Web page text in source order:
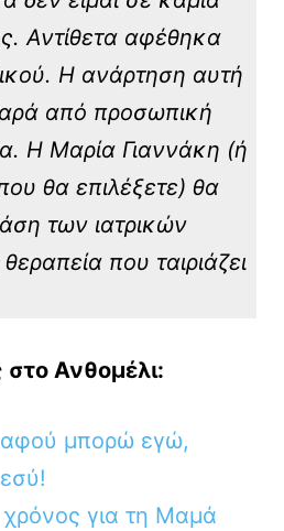
Αντίθετα αφέθηκα
Η ανάρτηση αυτή
από προσωπική
Η Μαρία Γιαννάκη (ή
θα επιλέξετε) θα
των ιατρικών
που ταιριάζει
στο Ανθομέλι:
μπορώ εγώ,
για τη Μαμά